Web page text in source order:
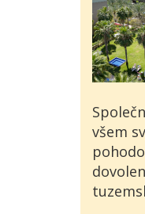
všem